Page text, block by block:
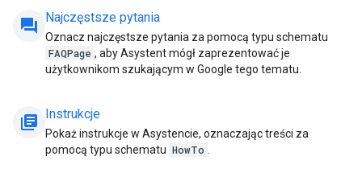
question_answer Najczęstsze pytania
Oznacz najczęstsze pytania za pomocą typu schematu
FAQPage , aby Asystent mógł zaprezentować je
użytkownikom szukającym w Google tego tematu.
library_books Instrukcje
Pokaż instrukcje w Asystencie, oznaczając treści za
pomocą typu schematu HowTo